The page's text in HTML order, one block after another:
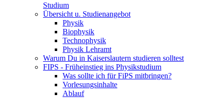
Studium
Übersicht u. Studienangebot
Physik
Biophysik
Technophysik
Physik Lehramt
Warum Du in Kaiserslautern studieren solltest
FIPS - Früheinstieg ins Physikstudium
Was sollte ich für FiPS mitbringen?
Vorlesungsinhalte
Ablauf